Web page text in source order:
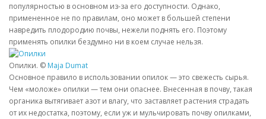
популярностью в основном из-за его доступности. Однако,
примененное не по правилам, оно может в большей степени
навредить плодородию почвы, нежели поднять его. Поэтому
применять опилки бездумно ни в коем случае нельзя.
Опилки. © Maja Dumat
Основное правило в использовании опилок — это свежесть сырья.
Чем «моложе» опилки — тем они опаснее. Внесенная в почву, такая
органика вытягивает азот и влагу, что заставляет растения страдать
от их недостатка, поэтому, если уж и мульчировать почву опилками,